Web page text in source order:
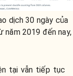
dịch 30 ngày của
năm 2019 đến nay,
tại vẫn tiếp tục